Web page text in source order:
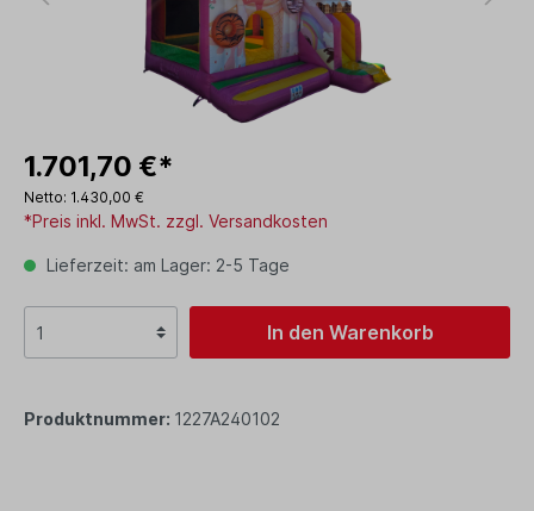
1.701,70 €*
Netto: 1.430,00 €
*Preis inkl. MwSt. zzgl. Versandkosten
Lieferzeit: am Lager: 2-5 Tage
In den Warenkorb
Produktnummer: 1227A240102